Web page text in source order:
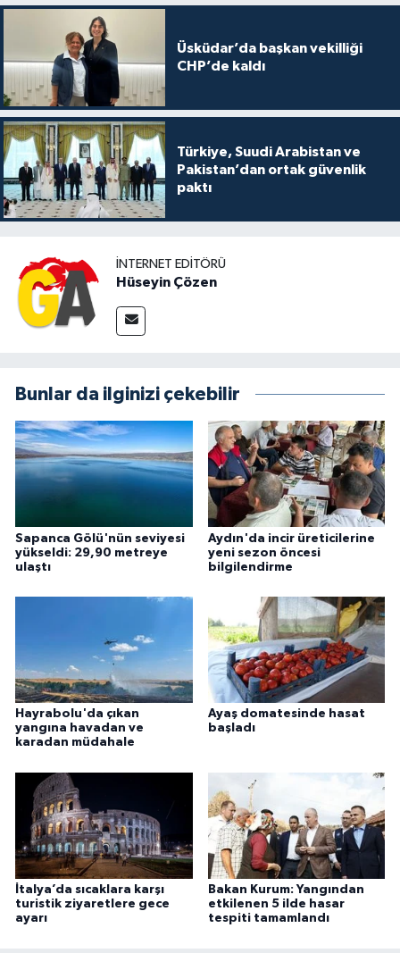
Üsküdar’da başkan vekilliği
CHP’de kaldı
Türkiye, Suudi Arabistan ve
Pakistan’dan ortak güvenlik
paktı
İNTERNET EDITÖRÜ
Hüseyin Çözen
Bunlar da ilginizi çekebilir
Sapanca Gölü'nün seviyesi
yükseldi: 29,90 metreye
ulaştı
Aydın'da incir üreticilerine
yeni sezon öncesi
bilgilendirme
Hayrabolu'da çıkan
yangına havadan ve
karadan müdahale
Ayaş domatesinde hasat
başladı
İtalya’da sıcaklara karşı
turistik ziyaretlere gece
ayarı
Bakan Kurum: Yangından
etkilenen 5 ilde hasar
tespiti tamamlandı